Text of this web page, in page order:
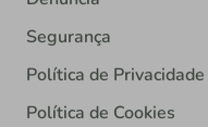
Segurança
Política de Privacidade
Política de Cookies